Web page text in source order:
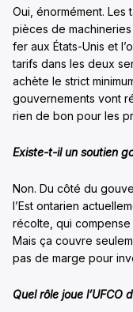
Oui, énormément. Les
pièces de
fer aux États-Unis et
tarifs dans les deux
achète le strict
gouvernements vont
rien de bon pour les
Existe-t-il un soutien
Non. Du côté du
l’Est ontarien
récolte, qui
Mais ça couvre
pas de marge pour
Quel rôle joue l’UFCO